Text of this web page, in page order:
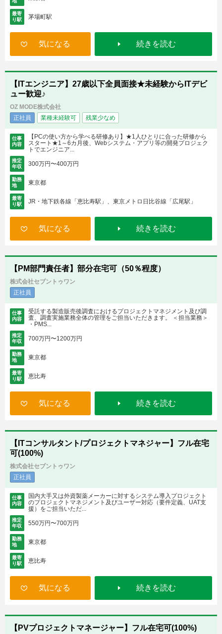
最寄
り駅
茅場町駅
気になる 続きを読む
【ITエンジニア】27歳以下全員面接★未経験からITデビ
ュー歓迎♪
OZ MODE株式会社
正社員
業種未経験可 残業少なめ
仕事
内容
【PCの使い方から学べる研修あり】★1人ひとりに合った研修から
スタート★1～6カ月後、Webシステム・アプリ等の開発プロジェク
トでエンジニア...
推定
年収
300万円〜400万円
勤務
地
東京都
最寄
り駅
JR・地下鉄各線「恵比寿駅」、東京メトロ日比谷線「広尾駅」
気になる 続きを読む
【PM部門責任者】部分在宅可（50％程度）
株式会社セブントゥワン
正社員
仕事
内容
受託する製造販売後調査におけるプロジェクトマネジメント及び調
査、調査実施業務全体の管理をご担当いただきます。 ＜担当業務＞
・PMS...
推定
年収
700万円〜1200万円
勤務
地
東京都
最寄
り駅
恵比寿
気になる 続きを読む
【ITコンサルタント/プロジェクトマネジャー】フル在宅
可(100%)
株式会社セブントゥワン
正社員
仕事
内容
国内大手又は外資製薬メーカーに対するシステム導入プロジェクト
のプロジェクトマネジメント及びユーザー対応（要件定義、UAT支
援）をご担当いただ...
推定
年収
550万円〜700万円
勤務
地
東京都
最寄
り駅
恵比寿
気になる 続きを読む
【PVプロジェクトマネージャー】フル在宅可(100%)